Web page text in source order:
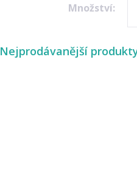
Množství:
Nejprodávanější